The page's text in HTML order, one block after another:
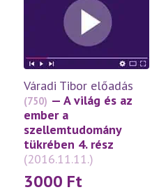
variációja
változatok
termékoldalon
választhatók
ki
Váradi Tibor előadás
(750) — A világ és az
ember a
szellemtudomány
tükrében 4. rész
(2016.11.11.)
3000 Ft